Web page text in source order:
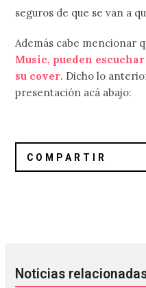
seguros de que se van a
Además cabe mencionar
Music, pueden
su cover. Dicho lo
presentación acá abajo:
Noticias